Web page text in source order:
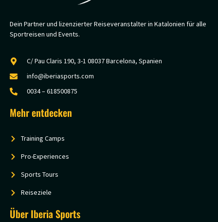
Dein Partner und lizenzierter Reiseveranstalter in Katalonien für alle
Sportreisen und Events.
C/ Pau Claris 190, 3-1 08037 Barcelona, Spanien
info@iberiasports.com
0034 – 618500875
Mehr entdecken
Training Camps
Pro-Experiences
Sports Tours
Reiseziele
Über Iberia Sports